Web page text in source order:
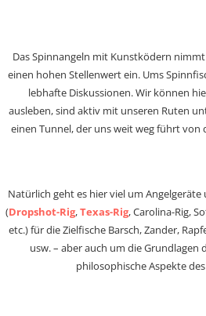
Das Spinnangeln mit Kunstködern
einen hohen Stellenwert ein. Ums
lebhafte Diskussionen. Wir können
ausleben, sind aktiv mit unseren Ruten
einen Tunnel, der uns weit weg führt von
Natürlich geht es hier viel um
(Dropshot-Rig,Texas-Rig, Carolina-Rig,
etc.) für die Zielfische Barsch, Zander,
usw. – aber auch um die Grundlagen
philosophische Aspekte